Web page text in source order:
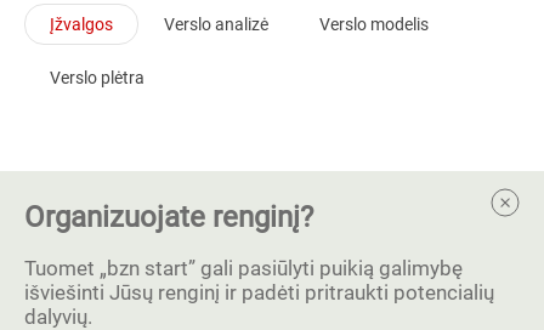
Įžvalgos Verslo analizė Verslo modelis
Verslo plėtra
Organizuojate renginį?
Tuomet „bzn start” gali pasiūlyti puikią galimybę
išviešinti Jūsų renginį ir padėti pritraukti potencialių
dalyvių.